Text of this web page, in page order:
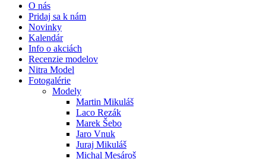
O nás
Pridaj sa k nám
Novinky
Kalendár
Info o akciách
Recenzie modelov
Nitra Model
Fotogalérie
Modely
Martin Mikuláš
Laco Rezák
Marek Šebo
Jaro Vnuk
Juraj Mikuláš
Michal Mesároš